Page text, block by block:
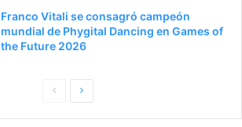
Franco Vitali se consagró campeón
mundial de Phygital Dancing en Games of
the Future 2026
PaginaSiguiente